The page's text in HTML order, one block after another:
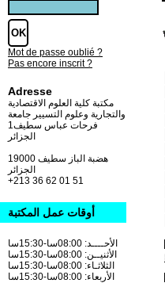
Mot de passe oublié ?
Pas encore inscrit ?
Adresse
مكتبة كلية العلوم الاقتصادية
والتجارية وعلوم التسيير جامعة
فرحات عباس سطيف1
الجزائر
19000 هضبة الباز سطيف
+213 36 62 01 51
أوقات عمل المكتبة
الأحــــد: 08:00سا-15:30سا
الأثنيــن: 08:00سا-15:30سا
الثلاثـاء: 08:00سا-15:30سا
الأربعاء: 08:00سا-15:30سا